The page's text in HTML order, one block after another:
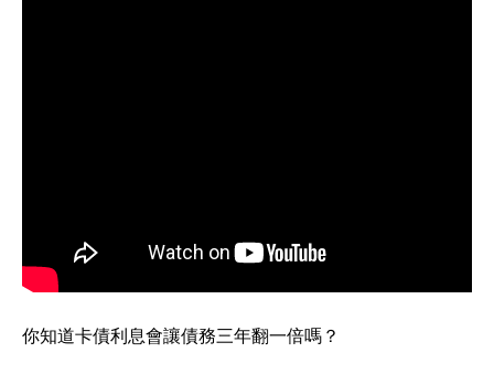
你知道卡債利息會讓債務三年翻一倍嗎？